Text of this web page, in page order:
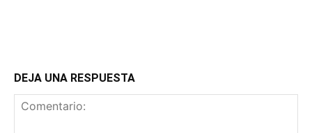
DEJA UNA RESPUESTA